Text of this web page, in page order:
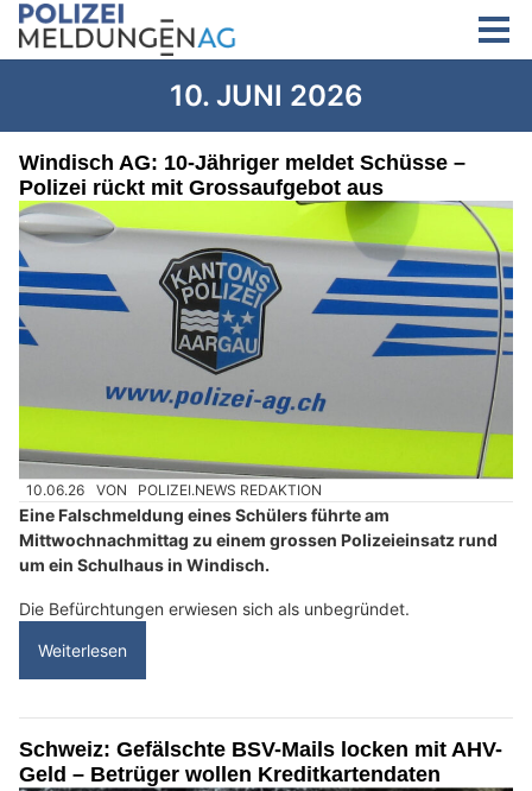
10. JUNI 2026
Windisch AG: 10-Jähriger meldet Schüsse –
Polizei rückt mit Grossaufgebot aus
10.06.26 VON POLIZEI.NEWS REDAKTION
Eine Falschmeldung eines Schülers führte am
Mittwochnachmittag zu einem grossen Polizeieinsatz rund
um ein Schulhaus in Windisch.
Die Befürchtungen erwiesen sich als unbegründet.
Weiterlesen
Schweiz: Gefälschte BSV-Mails locken mit AHV-
Geld – Betrüger wollen Kreditkartendaten